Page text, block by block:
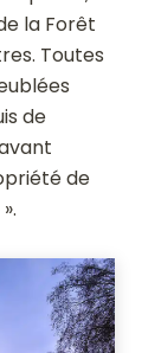
la Forêt
Toutes
de
de